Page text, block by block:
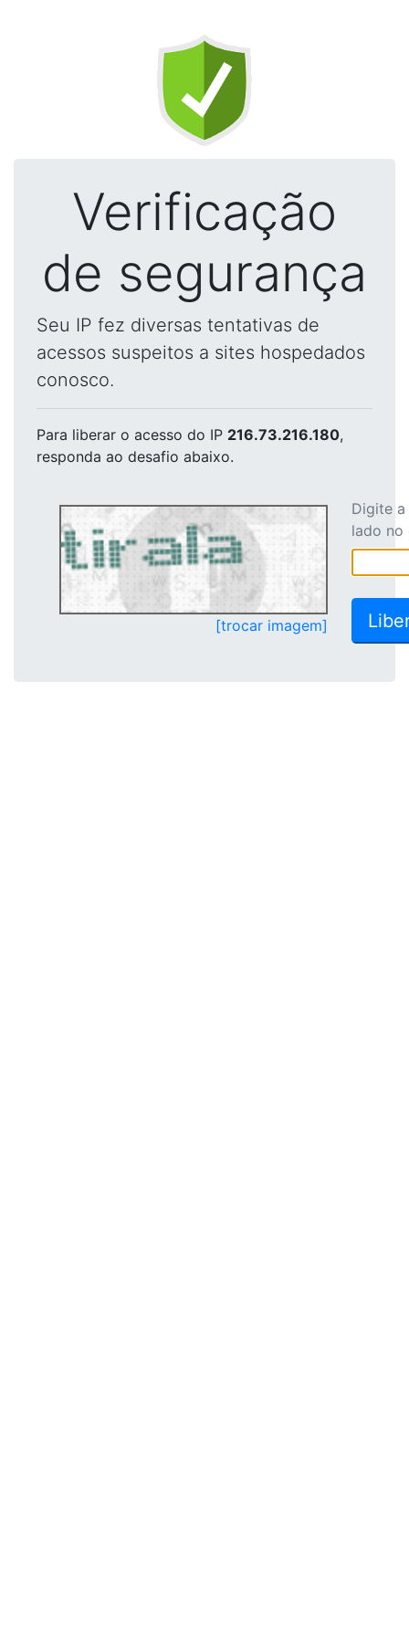
Verificação
de segurança
Seu IP fez diversas tentativas de
acessos suspeitos a sites hospedados
conosco.
Para liberar o acesso do IP 216.73.216.180,
responda ao desafio abaixo.
[trocar imagem]
Digite
lado no